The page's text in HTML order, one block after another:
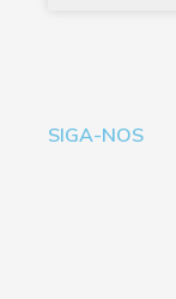
SIGA-NOS